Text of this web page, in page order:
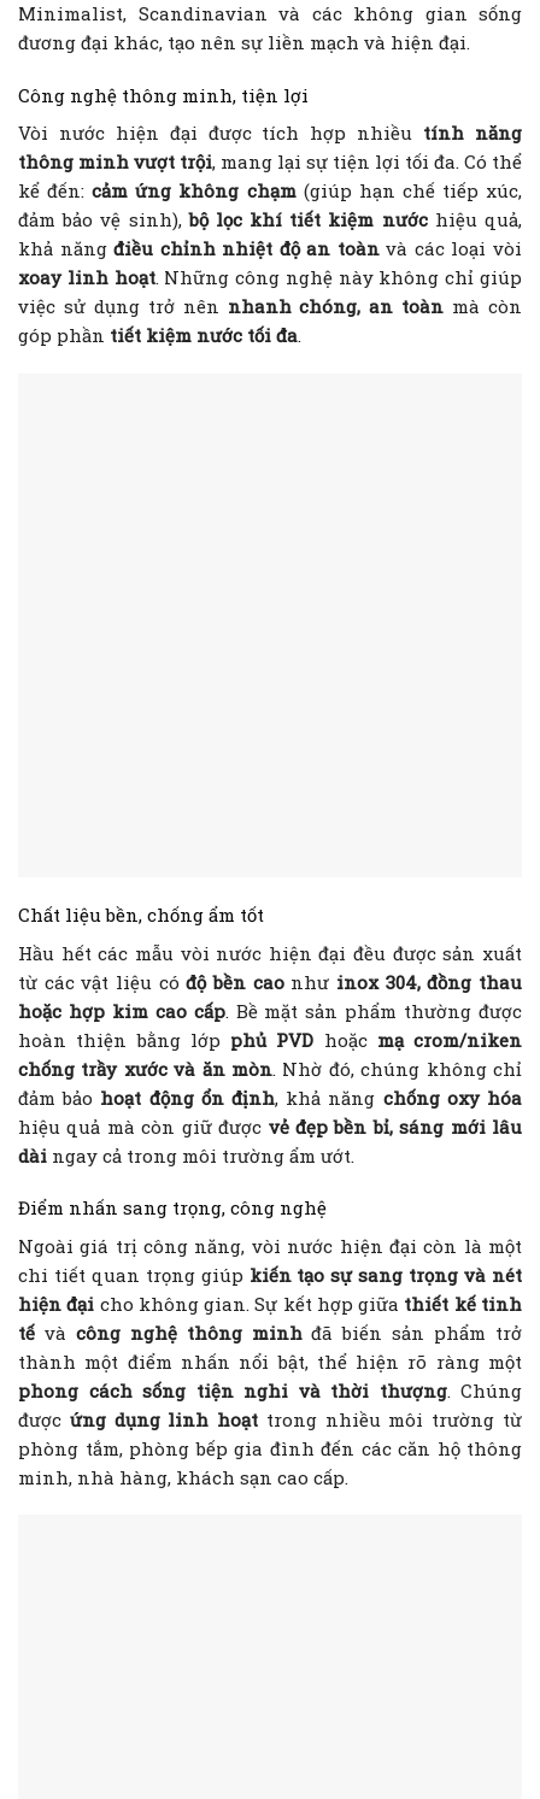
Minimalist, Scandinavian và các không gian sống
đương đại khác, tạo nên sự liền mạch và hiện đại.
Công nghệ thông minh, tiện lợi
Vòi nước hiện đại được tích hợp nhiều tính năng
thông minh vượt trội, mang lại sự tiện lợi tối đa. Có thể
kể đến:cảm ứng không chạm(giúp hạn chế tiếp xúc,
đảm bảo vệ sinh),bộ lọc khí tiết kiệm nướchiệu quả,
khả năngđiều chỉnh nhiệt độ an toànvà các loại vòi
xoay linh hoạt. Những công nghệ này không chỉ giúp
việc sử dụng trở nên nhanh chóng, an toàn mà còn
góp phần tiết kiệm nước tối đa.
Chất liệu bền, chống ẩm tốt
Hầu hết các mẫu vòi nước hiện đại đều được sản xuất
từ các vật liệu cóđộ bền caonhư inox 304, đồng thau
hoặc hợp kim cao cấp. Bề mặt sản phẩm thường được
hoàn thiện bằng lớp phủ PVD hoặc mạ crom/niken
chống trầy xước và ăn mòn. Nhờ đó, chúng không chỉ
đảm bảo hoạt động ổn định, khả năng chống oxy hóa
hiệu quả mà còn giữ được vẻ đẹp bền bỉ, sáng mới lâu
dài ngay cả trong môi trường ẩm ướt.
Điểm nhấn sang trọng, công nghệ
Ngoài giá trị công năng, vòi nước hiện đại còn là một
chi tiết quan trọng giúp kiến tạo sự sang trọng và nét
hiện đại cho không gian. Sự kết hợp giữa thiết kế tinh
tế và công nghệ thông minhđã biến sản phẩm trở
thành một điểm nhấn nổi bật, thể hiện rõ ràng một
phong cách sống tiện nghi và thời thượng. Chúng
được ứng dụng linh hoạt trong nhiều môi trường từ
phòng tắm, phòng bếp gia đình đến các căn hộ thông
minh, nhà hàng, khách sạn cao cấp.